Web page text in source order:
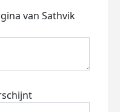
van Sathvik